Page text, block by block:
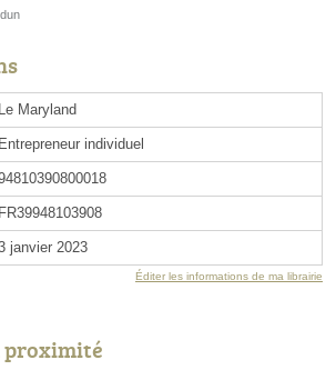
Le Maryland
Entrepreneur individuel
FR39948103908
janvier 2023
Éditer les informations de ma librairie